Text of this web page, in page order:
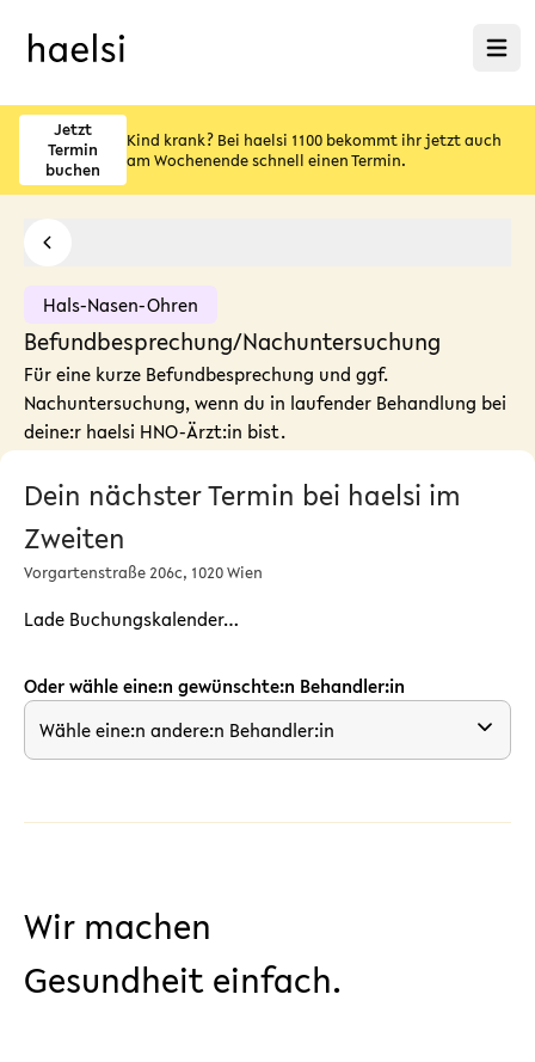
Menü
Jetzt
Termin
buchen
Kind krank? Bei haelsi 1100 bekommt ihr jetzt auch
am Wochenende schnell einen Termin.
Hals-Nasen-Ohren
Befundbesprechung/Nachuntersuchung
Für eine kurze Befundbesprechung und ggf.
Nachuntersuchung, wenn du in laufender Behandlung bei
deine:r haelsi HNO-Ärzt:in bist.
Dein nächster Termin bei haelsi im
Zweiten
Vorgartenstraße 206c, 1020 Wien
Lade Buchungskalender…
Oder wähle eine:n gewünschte:n Behandler:in
Wähle eine:n andere:n Behandler:in
Wir machen
Gesundheit einfach.